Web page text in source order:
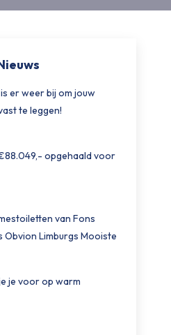
er weer bij om jouw
te leggen!
opgehaald voor
van Fons
Obvion Limburgs Mooiste
je voor op warm